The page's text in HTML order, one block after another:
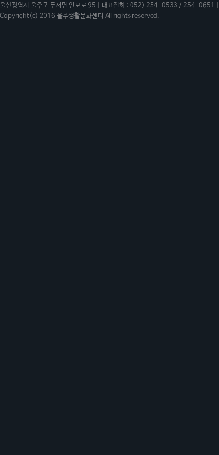
울산광역시 울주군 두서면 인보로 95 | 대표전화 : 052) 254-0533 / 254-
Copyright(c) 2016 울주생활문화센터 All rights reserved.